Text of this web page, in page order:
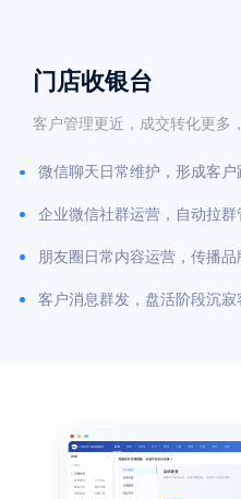
门店收银台
客户管理更近，成交转化更多
微信聊天日常维护，形成客户
企业微信社群运营，自动拉群
朋友圈日常内容运营，传播
客户消息群发，盘活阶段沉寂